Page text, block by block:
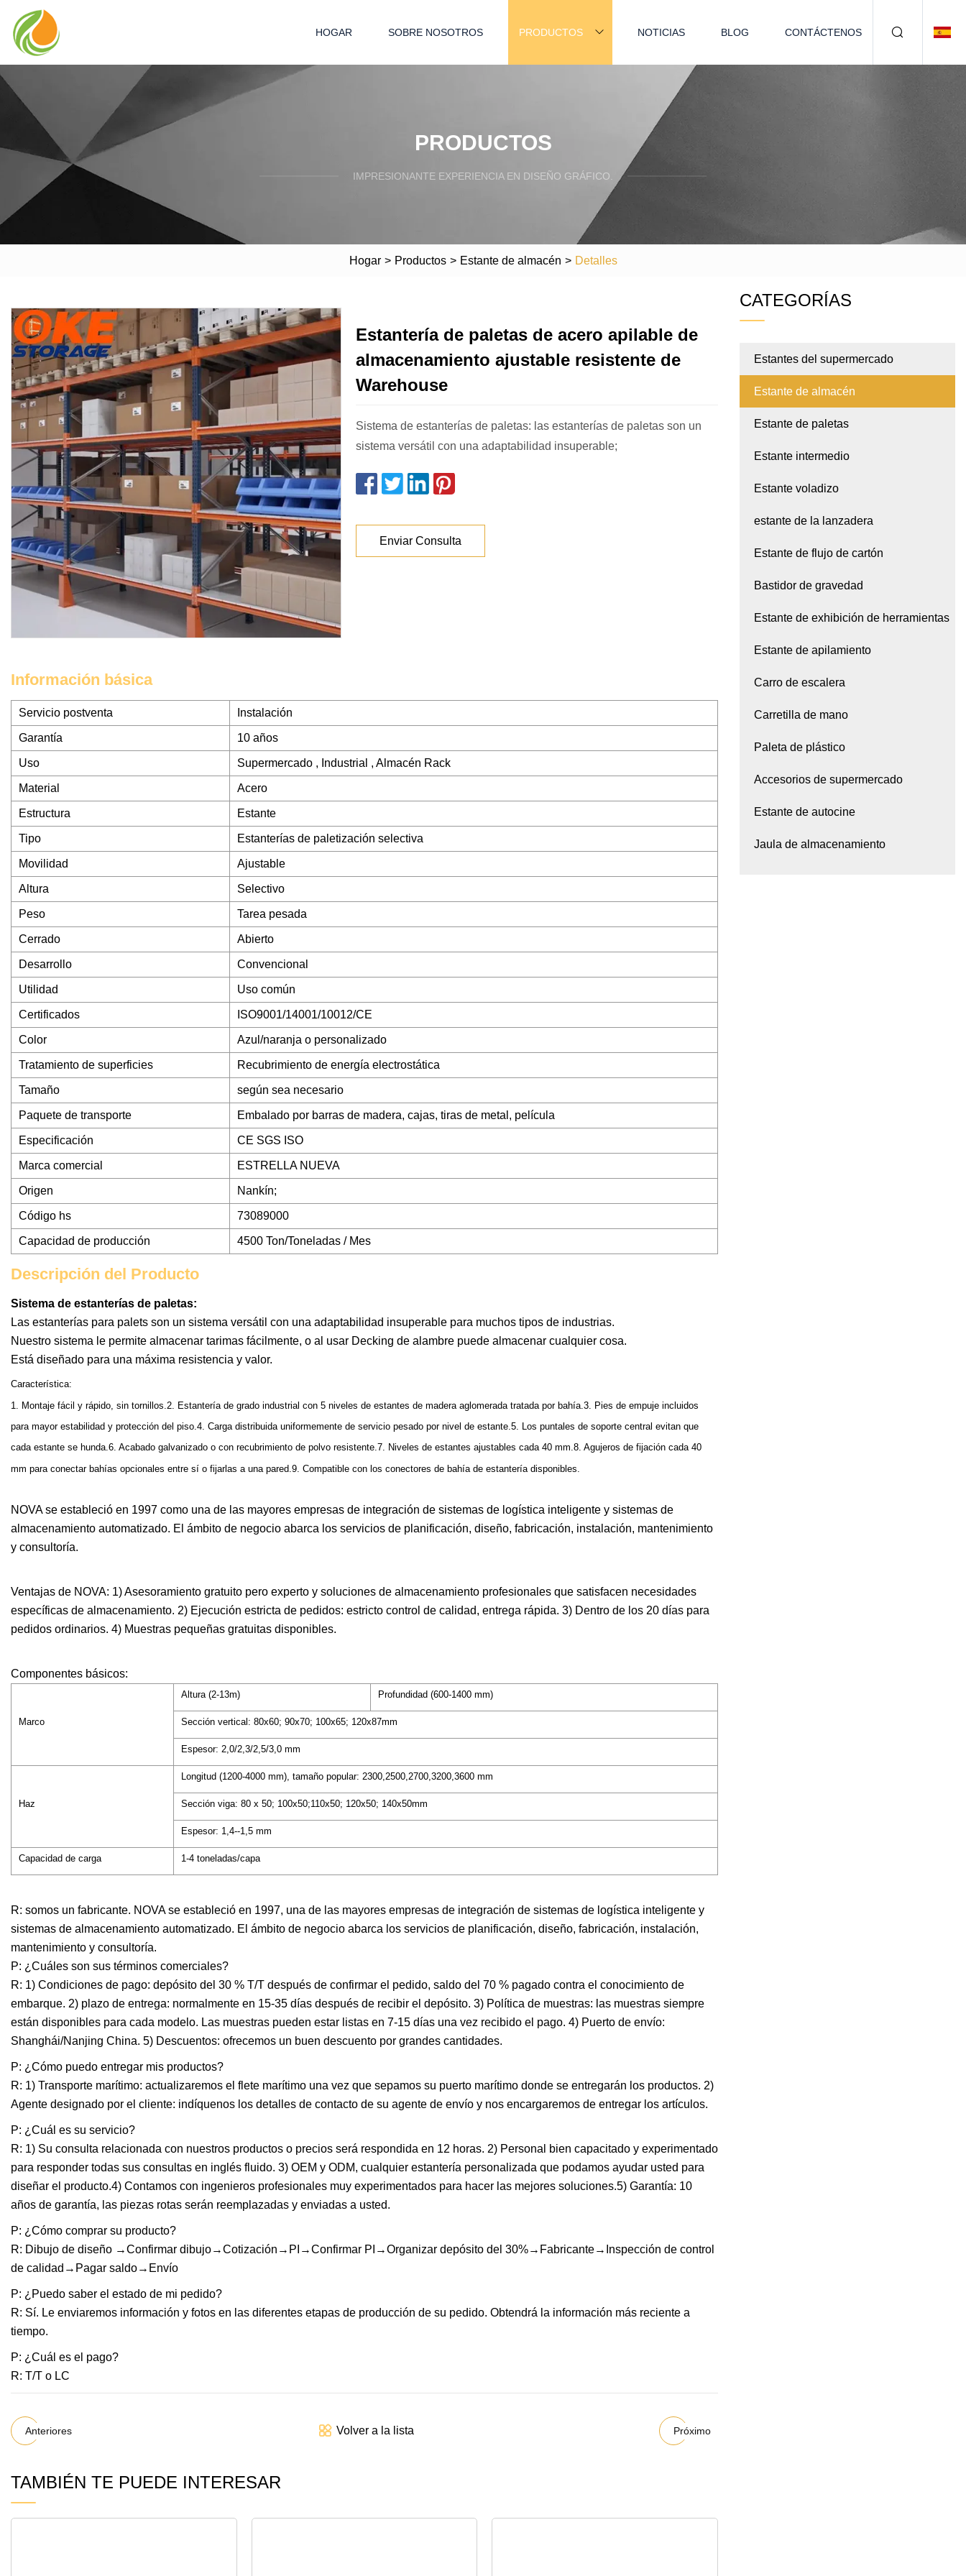
HOGAR SOBRE NOSOTROS PRODUCTOS NOTICIAS BLOG CONTÁCTENOS
PRODUCTOS
IMPRESIONANTE EXPERIENCIA EN DISEÑO GRÁFICO.
Hogar > Productos > Estante de almacén > Detalles
Estantería de paletas de acero apilable de
almacenamiento ajustable resistente de
Warehouse
Sistema de estanterías de paletas: las estanterías de paletas son un
sistema versátil con una adaptabilidad insuperable;
Enviar Consulta
Información básica
Servicio postventa Instalación
Garantía 10 años
Uso Supermercado , Industrial , Almacén Rack
Material Acero
Estructura Estante
Tipo Estanterías de paletización selectiva
Movilidad Ajustable
Altura Selectivo
Peso Tarea pesada
Cerrado Abierto
Desarrollo Convencional
Utilidad Uso común
Certificados ISO9001/14001/10012/CE
Color Azul/naranja o personalizado
Tratamiento de superficies Recubrimiento de energía electrostática
Tamaño según sea necesario
Paquete de transporte Embalado por barras de madera, cajas, tiras de metal, película
Especificación CE SGS ISO
Marca comercial ESTRELLA NUEVA
Origen Nankín;
Código hs 73089000
Capacidad de producción 4500 Ton/Toneladas / Mes
Descripción del Producto
Sistema de estanterías de paletas:
Las estanterías para palets son un sistema versátil con una adaptabilidad insuperable para muchos tipos de industrias.
Nuestro sistema le permite almacenar tarimas fácilmente, o al usar Decking de alambre puede almacenar cualquier cosa.
Está diseñado para una máxima resistencia y valor.
Característica:
1. Montaje fácil y rápido, sin tornillos.2. Estantería de grado industrial con 5 niveles de estantes de madera aglomerada tratada por bahía.3. Pies de empuje incluidos
para mayor estabilidad y protección del piso.4. Carga distribuida uniformemente de servicio pesado por nivel de estante.5. Los puntales de soporte central evitan que
cada estante se hunda.6. Acabado galvanizado o con recubrimiento de polvo resistente.7. Niveles de estantes ajustables cada 40 mm.8. Agujeros de fijación cada 40
mm para conectar bahías opcionales entre sí o fijarlas a una pared.9. Compatible con los conectores de bahía de estantería disponibles.
NOVA se estableció en 1997 como una de las mayores empresas de integración de sistemas de logística inteligente y sistemas de
almacenamiento automatizado. El ámbito de negocio abarca los servicios de planificación, diseño, fabricación, instalación, mantenimiento
y consultoría.
Ventajas de NOVA: 1) Asesoramiento gratuito pero experto y soluciones de almacenamiento profesionales que satisfacen necesidades
específicas de almacenamiento. 2) Ejecución estricta de pedidos: estricto control de calidad, entrega rápida. 3) Dentro de los 20 días para
pedidos ordinarios. 4) Muestras pequeñas gratuitas disponibles.
Componentes básicos:
Marco
Altura (2-13m) Profundidad (600-1400 mm)
Sección vertical: 80x60; 90x70; 100x65; 120x87mm
Espesor: 2,0/2,3/2,5/3,0 mm
Haz
Longitud (1200-4000 mm), tamaño popular: 2300,2500,2700,3200,3600 mm
Sección viga: 80 x 50; 100x50;110x50; 120x50; 140x50mm
Espesor: 1,4--1,5 mm
Capacidad de carga 1-4 toneladas/capa
R: somos un fabricante. NOVA se estableció en 1997, una de las mayores empresas de integración de sistemas de logística inteligente y
sistemas de almacenamiento automatizado. El ámbito de negocio abarca los servicios de planificación, diseño, fabricación, instalación,
mantenimiento y consultoría.
P: ¿Cuáles son sus términos comerciales?
R: 1) Condiciones de pago: depósito del 30 % T/T después de confirmar el pedido, saldo del 70 % pagado contra el conocimiento de
embarque. 2) plazo de entrega: normalmente en 15-35 días después de recibir el depósito. 3) Política de muestras: las muestras siempre
están disponibles para cada modelo. Las muestras pueden estar listas en 7-15 días una vez recibido el pago. 4) Puerto de envío:
Shanghái/Nanjing China. 5) Descuentos: ofrecemos un buen descuento por grandes cantidades.
P: ¿Cómo puedo entregar mis productos?
R: 1) Transporte marítimo: actualizaremos el flete marítimo una vez que sepamos su puerto marítimo donde se entregarán los productos. 2)
Agente designado por el cliente: indíquenos los detalles de contacto de su agente de envío y nos encargaremos de entregar los artículos.
P: ¿Cuál es su servicio?
R: 1) Su consulta relacionada con nuestros productos o precios será respondida en 12 horas. 2) Personal bien capacitado y experimentado
para responder todas sus consultas en inglés fluido. 3) OEM y ODM, cualquier estantería personalizada que podamos ayudar usted para
diseñar el producto.4) Contamos con ingenieros profesionales muy experimentados para hacer las mejores soluciones.5) Garantía: 10
años de garantía, las piezas rotas serán reemplazadas y enviadas a usted.
P: ¿Cómo comprar su producto?
R: Dibujo de diseño →Confirmar dibujo→Cotización→PI→Confirmar PI→Organizar depósito del 30%→Fabricante→Inspección de control
de calidad→Pagar saldo→Envío
P: ¿Puedo saber el estado de mi pedido?
R: Sí. Le enviaremos información y fotos en las diferentes etapas de producción de su pedido. Obtendrá la información más reciente a
tiempo.
P: ¿Cuál es el pago?
R: T/T o LC
Anteriores Volver a la lista Próximo
TAMBIÉN TE PUEDE INTERESAR
CATEGORÍAS
Estantes del supermercado
Estante de almacén
Estante de paletas
Estante intermedio
Estante voladizo
estante de la lanzadera
Estante de flujo de cartón
Bastidor de gravedad
Estante de exhibición de herramientas
Estante de apilamiento
Carro de escalera
Carretilla de mano
Paleta de plástico
Accesorios de supermercado
Estante de autocine
Jaula de almacenamiento